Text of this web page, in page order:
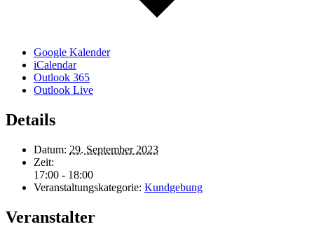
Google Kalender
iCalendar
Outlook 365
Outlook Live
Details
Datum: 29. September 2023
Zeit:
17:00 - 18:00
Veranstaltungskategorie: Kundgebung
Veranstalter